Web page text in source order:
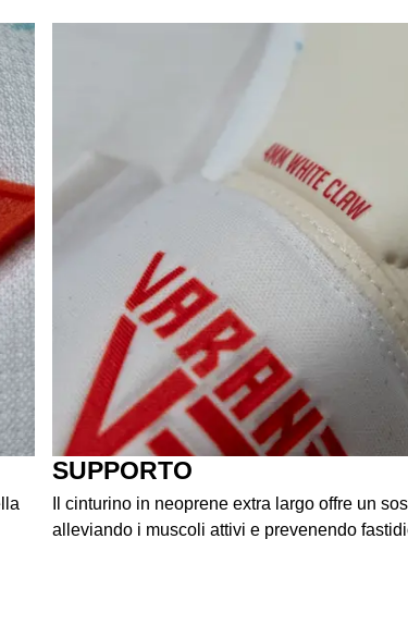
SUPPORTO
Il cinturino in neoprene extra largo offre un
alleviando i muscoli attivi e prevenendo